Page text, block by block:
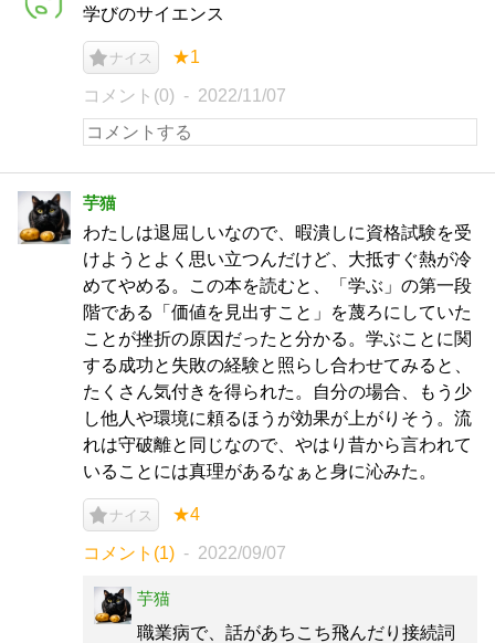
学びのサイエンス
ナイス ★1
コメント(0) 2022/11/07
芋猫
わたしは退屈しいなので、暇潰しに資格試験を受
けようとよく思い立つんだけど、大抵すぐ熱が冷
めてやめる。この本を読むと、「学ぶ」の第一段
階である「価値を見出すこと」を蔑ろにしていた
ことが挫折の原因だったと分かる。学ぶことに関
する成功と失敗の経験と照らし合わせてみると、
たくさん気付きを得られた。自分の場合、もう少
し他人や環境に頼るほうが効果が上がりそう。流
れは守破離と同じなので、やはり昔から言われて
いることには真理があるなぁと身に沁みた。
ナイス ★4
コメント(1) 2022/09/07
芋猫
職業病で、話があちこち飛んだり接続詞